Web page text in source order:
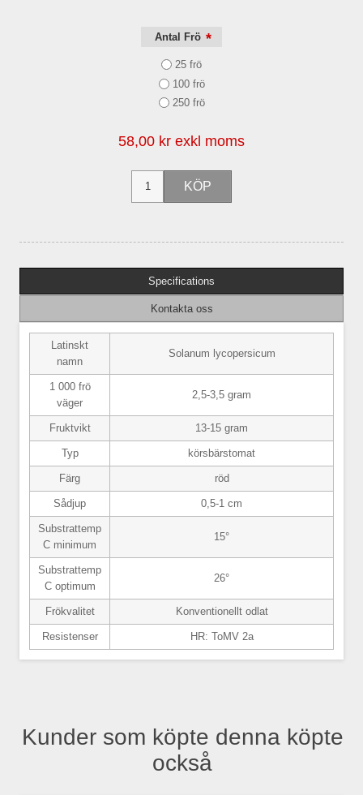
Antal Frö *
25 frö
100 frö
250 frö
58,00 kr exkl moms
Specifications
Kontakta oss
Latinskt
namn
Solanum lycopersicum
1 000 frö
väger
2,5-3,5 gram
Fruktvikt 13-15 gram
Typ körsbärstomat
Färg röd
Sådjup 0,5-1 cm
Substrattemp
C minimum
15°
Substrattemp
C optimum
26°
Frökvalitet Konventionellt odlat
Resistenser HR: ToMV 2a
Kunder som köpte denna köpte
också